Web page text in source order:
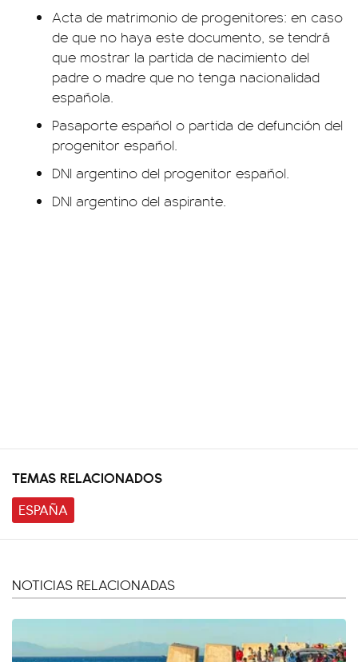
Acta de matrimonio de progenitores: en caso
de que no haya este documento, se tendrá
que mostrar la partida de nacimiento del
padre o madre que no tenga nacionalidad
española.
Pasaporte español o partida de defunción del
progenitor español.
DNI argentino del progenitor español.
DNI argentino del aspirante.
TEMAS RELACIONADOS
ESPAÑA
NOTICIAS RELACIONADAS